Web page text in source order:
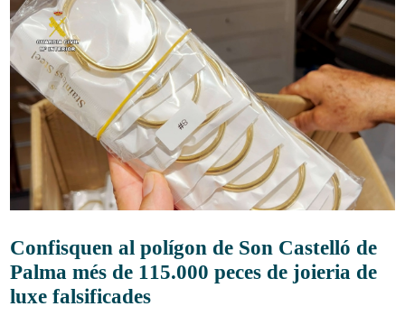
Confisquen al polígon de Son Castelló de
Palma més de 115.000 peces de joieria de
luxe falsificades